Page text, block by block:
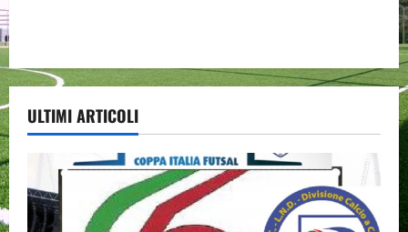
ULTIMI ARTICOLI